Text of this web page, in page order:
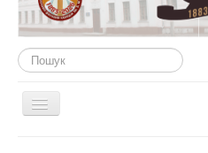
Пошук...
Перемикач